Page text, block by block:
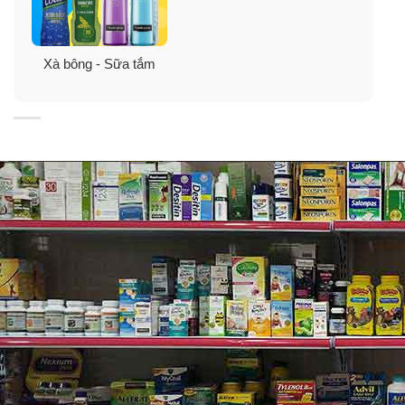
Face Wash cho việc tắm sạch làn da của bạn để cảm
nhận sự khỏe mạnh và hydrat hóa. Hãy bắt đầu buổi
sáng với sự tươi mát lâu dài.
Xà bông - Sữa tắm